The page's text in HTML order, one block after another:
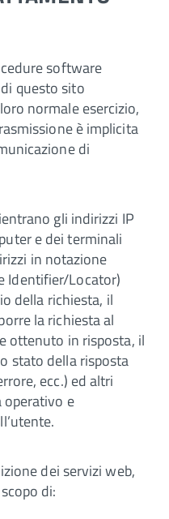
software
questo sito
normale esercizio,
è implicita
di
gli indirizzi IP
e dei terminali
in notazione
Identifier/Locator)
della richiesta, il
la richiesta al
ottenuto in risposta, il
stato della risposta
ecc.) ed altri
e
dei servizi web,
di: